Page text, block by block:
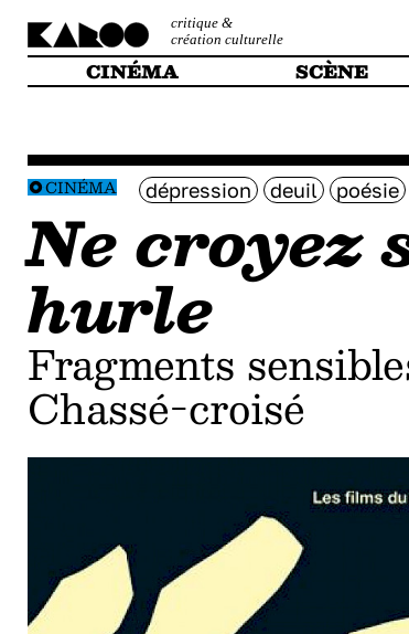
critique &
création culturelle
CINÉMA SCÈNE
CINÉMA dépression deuil poésie
Ne croyez
hurle
Fragments
Chassé-croisé